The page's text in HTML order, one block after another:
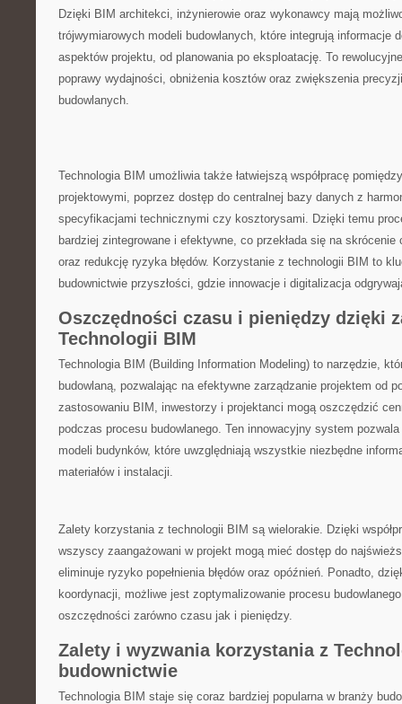
Dzięki​ BIM architekci, ‍inżynierowie oraz wykonawcy mają
trójwymiarowych⁣ modeli budowlanych, które integrują informacje
aspektów projektu, od ⁣planowania po eksploatację. To
poprawy wydajności, obniżenia kosztów oraz zwiększenia
budowlanych.
Technologia BIM umożliwia także łatwiejszą współpracę
projektowymi, poprzez dostęp do⁣ centralnej bazy danych ‍z
specyfikacjami technicznymi czy​ kosztorysami. Dzięki​ temu
bardziej zintegrowane i efektywne, co przekłada się na
oraz redukcję ryzyka błędów. Korzystanie z technologii BIM ⁤to
budownictwie przyszłości,⁢ gdzie innowacje ⁤i digitalizacja
Oszczędności czasu i pieniędzy dzięki
Technologii BIM
Technologia BIM (Building Information Modeling) to narzędzie,⁣
budowlaną, ⁢pozwalając na efektywne zarządzanie projektem od
zastosowaniu BIM, inwestorzy i projektanci mogą oszczędzić
podczas procesu budowlanego. Ten innowacyjny system
modeli budynków, które uwzględniają wszystkie niezbędne
materiałów i instalacji.
Zalety korzystania ​z‌ technologii BIM są​ wielorakie. Dzięki
wszyscy zaangażowani w projekt mogą‍ mieć dostęp⁢ do
eliminuje ‌ryzyko popełnienia błędów oraz opóźnień.⁢ Ponadto,
koordynacji, możliwe jest zoptymalizowanie⁤ procesu
oszczędności zarówno czasu jak i pieniędzy.
Zalety i⁣ wyzwania korzystania ‍z
budownictwie
Technologia BIM staje się coraz bardziej popularna w ‍branży